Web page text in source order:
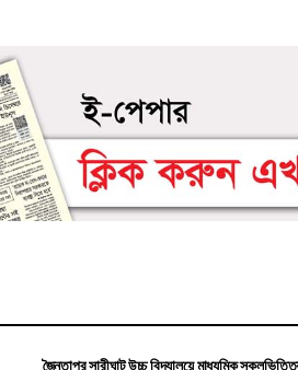
জৈন্তাপুর সারীঘাট উচ্চ বিদ্যালয়ে মাধ্যমিক